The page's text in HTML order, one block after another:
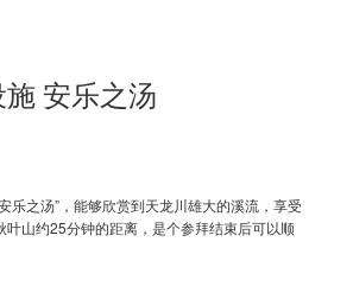
安乐之汤
乐之汤”，能够欣赏到天龙川雄大的溪流，享受
叶山约25分钟的距离，是个参拜结束后可以顺